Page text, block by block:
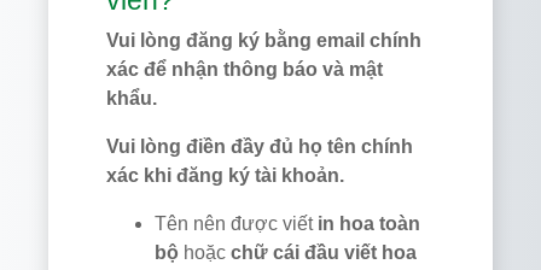
Vui lòng đăng ký bằng email chính
xác để nhận thông báo và mật
khẩu.
Vui lòng điền đầy đủ họ tên chính
xác khi đăng ký tài khoản.
Tên nên được viết in hoa toàn
bộ hoặc chữ cái đầu viết hoa